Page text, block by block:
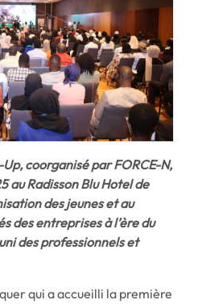
coorganisé par FORCE-N,
au Radisson Blu Hotel de
des jeunes et au
des entreprises à l’ère du
des professionnels et
qui a accueilli la première